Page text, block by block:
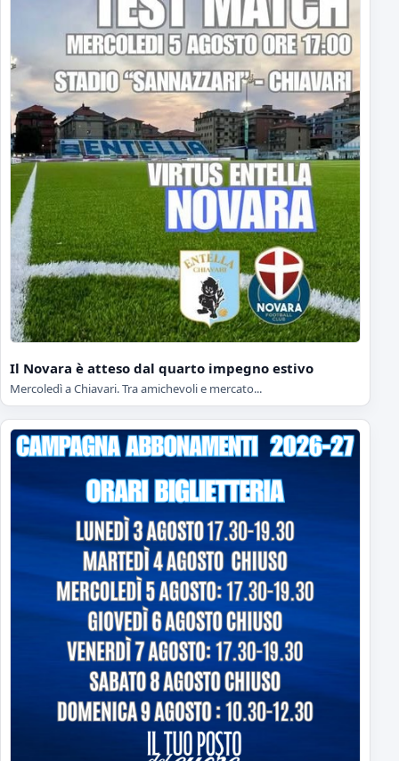
Il Novara è atteso dal quarto impegno estivo
Mercoledì a Chiavari. Tra amichevoli e mercato...